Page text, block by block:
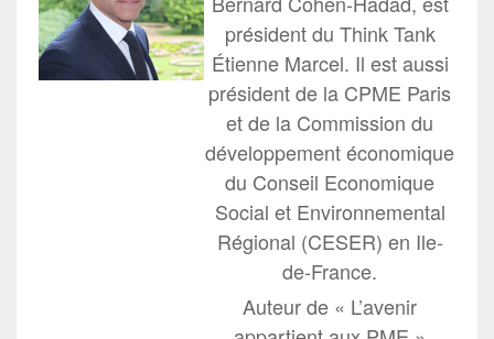
président du Think Tank
Étienne Marcel. Il est aussi
président de la CPME Paris
et de la Commission du
développement économique
du Conseil Economique
Social et Environnemental
Régional (CESER) en Ile-
de-France.
Auteur de « L’avenir